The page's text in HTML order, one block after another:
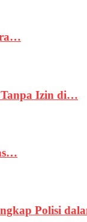
Tanpa Izin di…
Polisi